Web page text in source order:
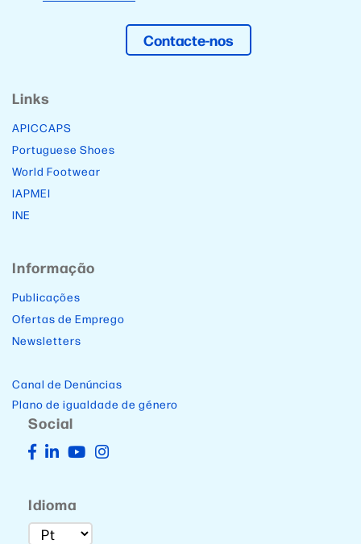
Contacte-nos
Links
APICCAPS
Portuguese Shoes
World Footwear
IAPMEI
INE
Informação
Publicações
Ofertas de Emprego
Newsletters
Canal de Denúncias
Plano de igualdade de género
Social
Idioma